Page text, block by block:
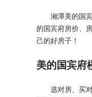
湘潭美的国
的国宾府房价、
己的好房子！
美的国宾府
选对房、买